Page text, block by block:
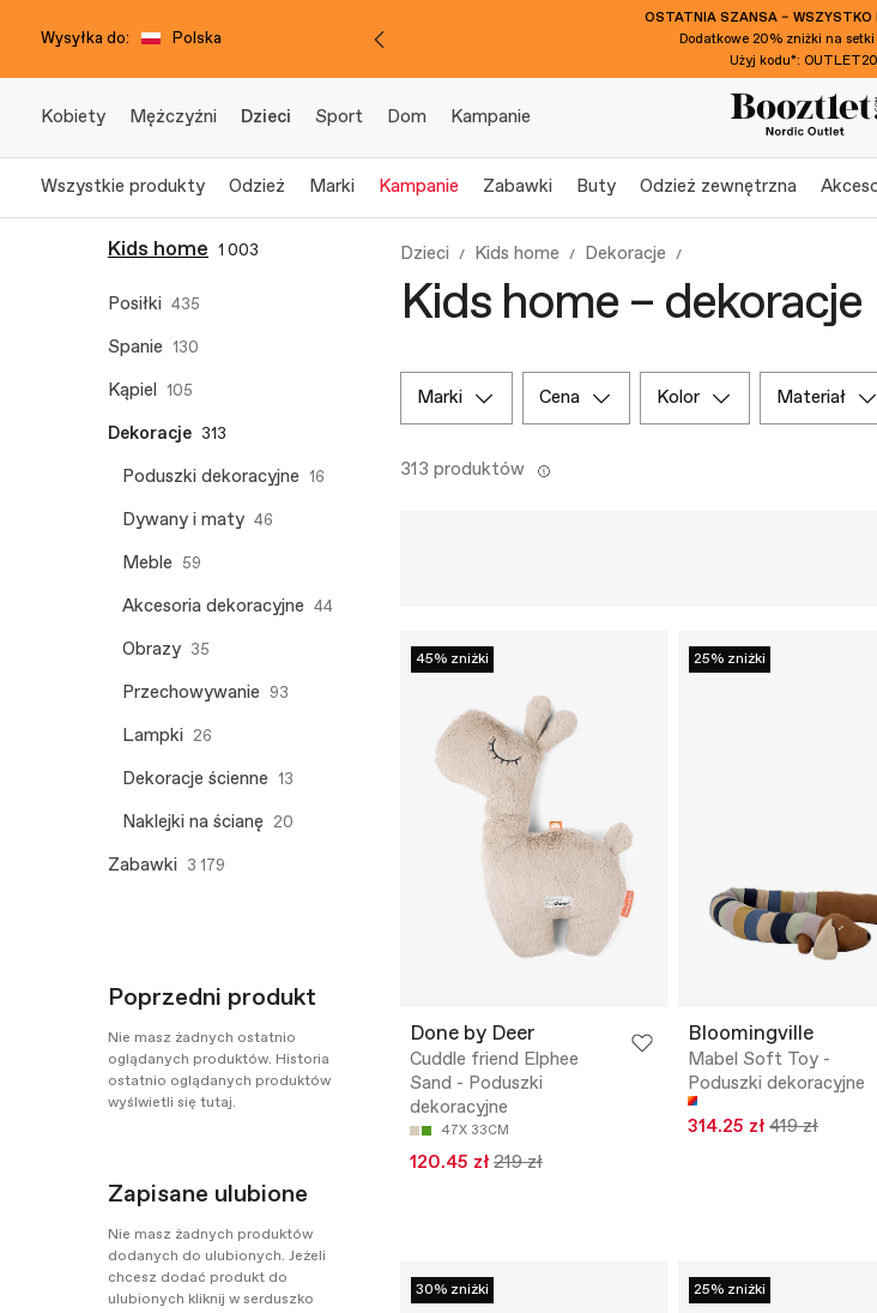
Wysyłka do: Polska
OSTATNIA SZANSA – WSZYSTKO
Dodatkowe 20% zniżki na
Użyj kodu*:
Kobiety Mężczyźni Dzieci Sport Dom Kampanie
Wszystkie produkty Odzież Marki Kampanie Zabawki Buty Odzież zewnętrzna
Kids home 1 003
Posiłki 435
Spanie 130
Kąpiel 105
Dekoracje 313
Poduszki dekoracyjne 16
Dywany i maty 46
Meble 59
Akcesoria dekoracyjne 44
Obrazy 35
Przechowywanie 93
Lampki 26
Dekoracje ścienne 13
Naklejki na ścianę 20
Zabawki 3 179
Poprzedni produkt
Nie masz żadnych ostatnio
oglądanych produktów. Historia
ostatnio oglądanych produktów
wyślwietli się tutaj.
Zapisane ulubione
Nie masz żadnych produktów
dodanych do ulubionych. Jeżeli
chcesz dodać produkt do
ulubionych kliknij w serduszko
Dzieci Kids home Dekoracje
Kids home – dekoracje
marki cena kolor materiał
313 produktów
45% zniżki
Done by Deer
Cuddle friend Elphee
Sand - Poduszki
dekoracyjne
47X 33CM
120.45 zł 219 zł
25% zniżki
Bloomingville
Mabel Soft Toy -
Poduszki dekoracyjne
314.25 zł 419 zł
30% zniżki 25% zniżki